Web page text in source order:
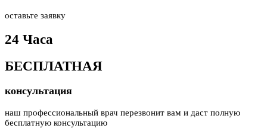
оставьте заявку
24 Часа
БЕСПЛАТНАЯ
консультация
наш профессиональный врач перезвонит вам и даст полную
бесплатную консультацию